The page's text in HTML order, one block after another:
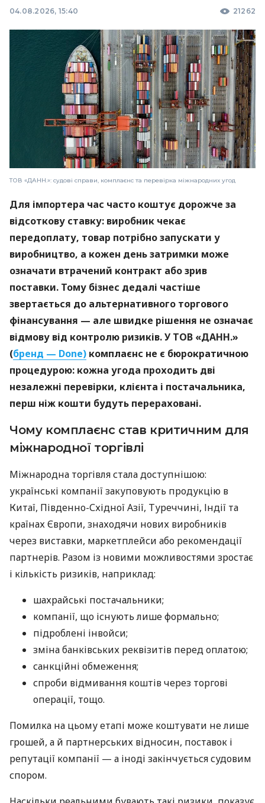
04.08.2026, 15:40 21262
ТОВ «ДАНН.»: судові справи, комплаєнс та перевірка міжнародних угод
Для імпортера час часто коштує дорожче за
відсоткову ставку: виробник чекає
передоплату, товар потрібно запускати у
виробництво, а кожен день затримки може
означати втрачений контракт або зрив
поставки. Тому бізнес дедалі частіше
звертається до альтернативного торгового
фінансування — але швидке рішення не означає
відмову від контролю ризиків. У ТОВ «ДАНН.»
(бренд — Done) комплаєнс не є бюрократичною
процедурою: кожна угода проходить дві
незалежні перевірки, клієнта і постачальника,
перш ніж кошти будуть перераховані.
Чому комплаєнс став критичним для
міжнародної торгівлі
Міжнародна торгівля стала доступнішою:
українські компанії закуповують продукцію в
Китаї, Південно-Східної Азії, Туреччині, Індії та
країнах Європи, знаходячи нових виробників
через виставки, маркетплейси або рекомендації
партнерів. Разом із новими можливостями зростає
і кількість ризиків, наприклад:
шахрайські постачальники;
компанії, що існують лише формально;
підроблені інвойси;
зміна банківських реквізитів перед оплатою;
санкційні обмеження;
спроби відмивання коштів через торгові
операції, тощо.
Помилка на цьому етапі може коштувати не лише
грошей, а й партнерських відносин, поставок і
репутації компанії — а іноді закінчується судовим
спором.